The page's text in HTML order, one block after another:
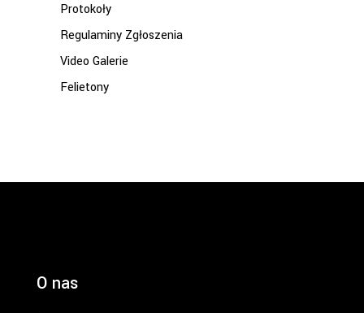
Protokoły
Regulaminy Zgłoszenia
Video Galerie
Felietony
O nas